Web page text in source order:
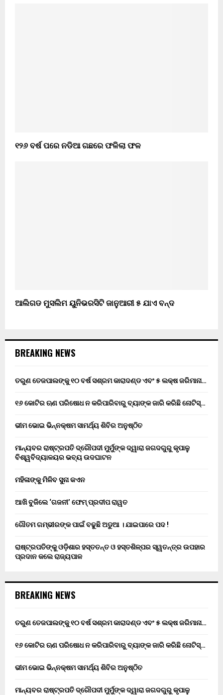
୧୨୬ ବର୍ଷ ପରେ ନଡିଆ ଗଛରେ ଫଳିଲା ଫଳ
ଆଲିଗଡ ମୁସଲିମ ୟୁନିଭରସିଟି ଜାନୁଆରୀ ୫ ଯାଏ ବନ୍ଦ
BREAKING NEWS
ତରୁଣ ତେଜପାଲଙ୍କୁ ୧୦ ବର୍ଷ ସଶ୍ରମ କାରାଦଣ୍ଡ ଏବଂ ₹୫ ଲକ୍ଷ ଜରିମାନା…
୧୬ କୋଟିର ଋଣ ପରିଷୋଧ ନ କରିପାରିବାରୁ ବ୍ୟାଙ୍କ ଜାରି କରିଛି ନୋଟିସ୍…
ଭୀମ ଭୋଇ ଭିନ୍ନକ୍ଷମ ସାମର୍ଥ୍ୟ ଶିବିର ଅନୁଷ୍ଠିତ
ମାନ୍ୟବର ରାଷ୍ଟ୍ରପତି ଦ୍ରୌପଦୀ ମୁର୍ମୁଙ୍କ ଦ୍ୱାରା ଜଗଦଗୁରୁ କୃପାଳୁ
ବିଶ୍ୱବିଦ୍ୟାଳୟର ଭବ୍ୟ ଉଦଘାଟନ
ମହିଳାଙ୍କୁ ମିଳିବ ସୁନା କଏନ
ଆଖି ବୁଜିଲେ ‘ଗଜନୀ’ ଫେମ୍ ପ୍ରଦୀପ ରାୱତ
ଗୌତମ ଗମ୍ଭୀରଙ୍କ ପାଇଁ ବଢୁଛି ଅଡୁଆ । ଯାଇପାରେ ପଦ !
ରାଷ୍ଟ୍ରପତିଙ୍କୁ ଓଡ଼ିଶାର ହସ୍ତତନ୍ତ ଓ ହସ୍ତଶିଳ୍ପର ସ୍ୱତନ୍ତ୍ର ଉପହାର
ପ୍ରଦାନ କଲେ ରାଜ୍ୟପାଳ
BREAKING NEWS
ତରୁଣ ତେଜପାଲଙ୍କୁ ୧୦ ବର୍ଷ ସଶ୍ରମ କାରାଦଣ୍ଡ ଏବଂ ₹୫ ଲକ୍ଷ ଜରିମାନା…
୧୬ କୋଟିର ଋଣ ପରିଷୋଧ ନ କରିପାରିବାରୁ ବ୍ୟାଙ୍କ ଜାରି କରିଛି ନୋଟିସ୍…
ଭୀମ ଭୋଇ ଭିନ୍ନକ୍ଷମ ସାମର୍ଥ୍ୟ ଶିବିର ଅନୁଷ୍ଠିତ
ମାନ୍ୟବର ରାଷ୍ଟ୍ରପତି ଦ୍ରୌପଦୀ ମୁର୍ମୁଙ୍କ ଦ୍ୱାରା ଜଗଦଗୁରୁ କୃପାଳୁ